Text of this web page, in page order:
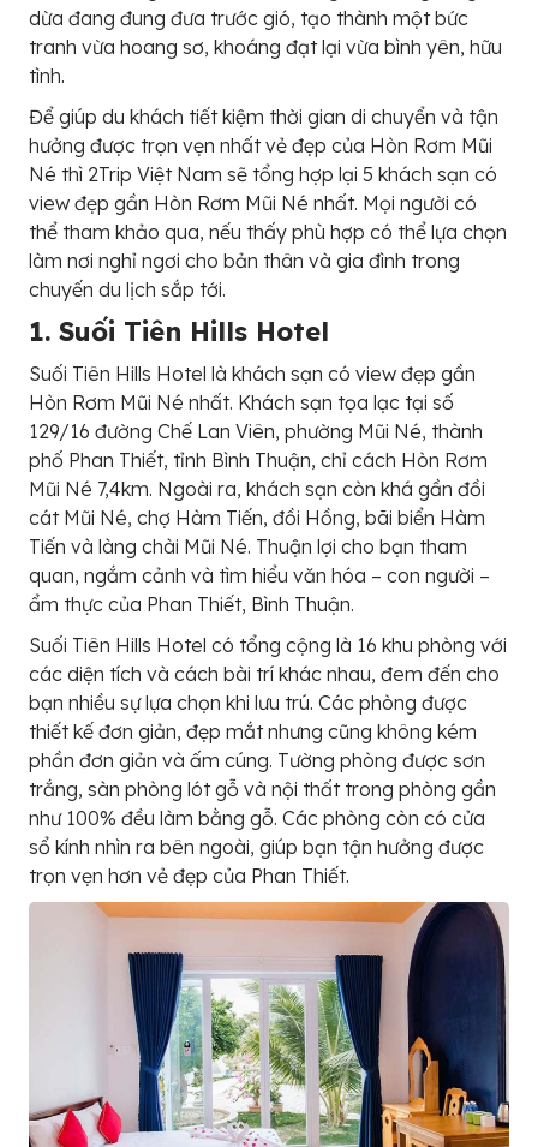
dừa đang đung đưa trước gió, tạo thành một bức
tranh vừa hoang sơ, khoáng đạt lại vừa bình yên, hữu
tình.
Để giúp du khách tiết kiệm thời gian di chuyển và tận
hưởng được trọn vẹn nhất vẻ đẹp của Hòn Rơm Mũi
Né thì 2Trip Việt Nam sẽ tổng hợp lại 5 khách sạn có
view đẹp gần Hòn Rơm Mũi Né nhất. Mọi người có
thể tham khảo qua, nếu thấy phù hợp có thể lựa chọn
làm nơi nghỉ ngơi cho bản thân và gia đình trong
chuyến du lịch sắp tới.
1. Suối Tiên Hills Hotel
Suối Tiên Hills Hotel là khách sạn có view đẹp gần
Hòn Rơm Mũi Né nhất. Khách sạn tọa lạc tại số
129/16 đường Chế Lan Viên, phường Mũi Né, thành
phố Phan Thiết, tỉnh Bình Thuận, chỉ cách Hòn Rơm
Mũi Né 7,4km. Ngoài ra, khách sạn còn khá gần đồi
cát Mũi Né, chợ Hàm Tiến, đồi Hồng, bãi biển Hàm
Tiến và làng chài Mũi Né. Thuận lợi cho bạn tham
quan, ngắm cảnh và tìm hiểu văn hóa – con người –
ẩm thực của Phan Thiết, Bình Thuận.
Suối Tiên Hills Hotel có tổng cộng là 16 khu phòng với
các diện tích và cách bài trí khác nhau, đem đến cho
bạn nhiều sự lựa chọn khi lưu trú. Các phòng được
thiết kế đơn giản, đẹp mắt nhưng cũng không kém
phần đơn giản và ấm cúng. Tường phòng được sơn
trắng, sàn phòng lót gỗ và nội thất trong phòng gần
như 100% đều làm bằng gỗ. Các phòng còn có cửa
sổ kính nhìn ra bên ngoài, giúp bạn tận hưởng được
trọn vẹn hơn vẻ đẹp của Phan Thiết.